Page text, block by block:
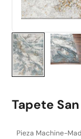
Tapete
Pieza Machine-